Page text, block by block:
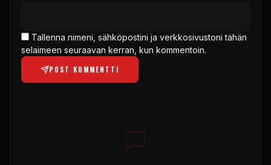
Tallenna nimeni, sähköpostini ja verkkosivustoni tähän
selaimeen seuraavan kerran, kun kommentoin.
POST KOMMENTTI